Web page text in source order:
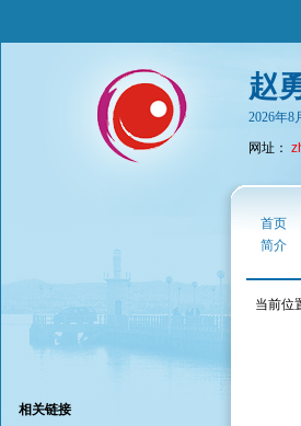
赵
2026年8
网址：
相关链接
首页
简介
当前位